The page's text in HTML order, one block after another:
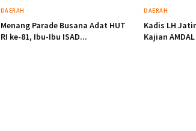
DAERAH
Menang Parade Busana Adat HUT
RI ke-81, Ibu-Ibu ISAD...
DAERAH
Kadis LH
Kajian